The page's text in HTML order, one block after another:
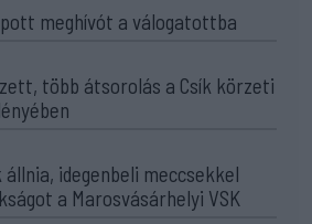
meghívót a válogatottba
több átsorolás a Csík körzeti
idegenbeli meccsekkel
a Marosvásárhelyi VSK